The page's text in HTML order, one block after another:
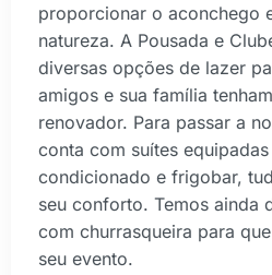
proporcionar o aconchego
natureza. A Pousada e
diversas opções de lazer
amigos e sua família
renovador. Para passar a
conta com suítes
condicionado e frigobar,
seu conforto. Temos ainda
com churrasqueira para
seu evento.